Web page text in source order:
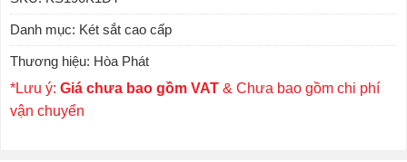
Danh mục: Két sắt cao cấp
Thương hiệu: Hòa Phát
*Lưu ý: Giá chưa bao gồm VAT & Chưa bao gồm chi phí
vận chuyển